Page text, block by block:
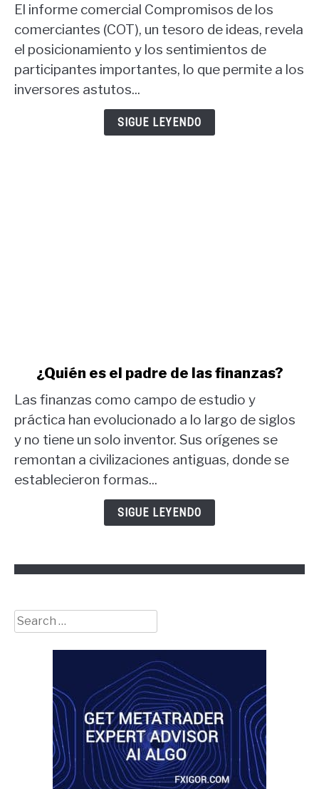
del
informe
COT:
informe
COT
El informe comercial Compromisos de los
comerciantes (COT), un tesoro de ideas, revela
el posicionamiento y los sentimientos de
participantes importantes, lo que permite a los
inversores astutos...
SIGUE LEYENDO
¿Quién
es
el
las
¿Quién es el padre de las finanzas?
Las finanzas como campo de estudio y
práctica han evolucionado a lo largo de siglos
y no tiene un solo inventor. Sus orígenes se
remontan a civilizaciones antiguas, donde se
establecieron formas...
SIGUE LEYENDO
Search
for: